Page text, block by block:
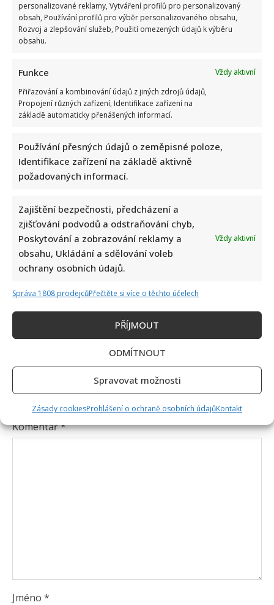
personalizované reklamy, Vytváření profilů pro personalizovaný
obsah, Používání profilů pro výběr personalizovaného obsahu,
Rozvoj a zlepšování služeb, Použití omezených údajů k výběru
obsahu.
Funkce
Vždy aktivní
Přiřazování a kombinování údajů z jiných zdrojů údajů,
Propojení různých zařízení, Identifikace zařízení na
základě automaticky přenášených informací.
Používání přesných údajů o zeměpisné poloze,
Identifikace zařízení na základě aktivně
požadovaných informací.
Zajištění bezpečnosti, předcházení a
zjišťování podvodů a odstraňování chyb,
Poskytování a zobrazování reklamy a
obsahu, Ukládání a sdělování voleb
ochrany osobních údajů.
Vždy aktivní
Správa 1808 prodejcůPřečtěte si více o těchto účelech
PŘÍJMOUT
ODMÍTNOUT
Spravovat možnosti
Zásady cookiesProhlášení o ochraně osobních údajůKontakt
Napsat komentář
Vaše e-mailová adresa nebude zveřejněna.
Vyžadované informace jsou označeny*
Komentář*
Jméno *